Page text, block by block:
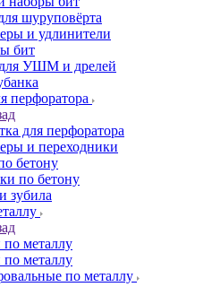
шуруповёрта
и удлинители
бит
УШМ и дрелей
перфоратора
для перфоратора
и переходники
бетону
по бетону
зубила
металлу
металлу
по металлу